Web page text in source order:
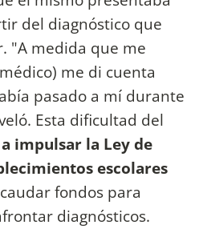
del diagnóstico que
"A medida que me
me di cuenta
pasado a mí durante
Esta dificultad del
impulsar la Ley de
escolares
fondos para
diagnósticos.